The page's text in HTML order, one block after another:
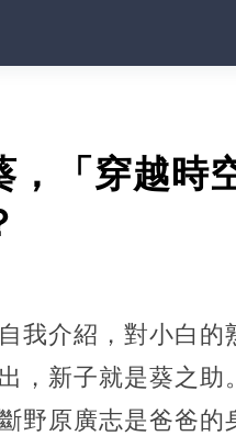
「穿越時
我介紹，對小白的
，新子就是葵之助
野原廣志是爸爸的